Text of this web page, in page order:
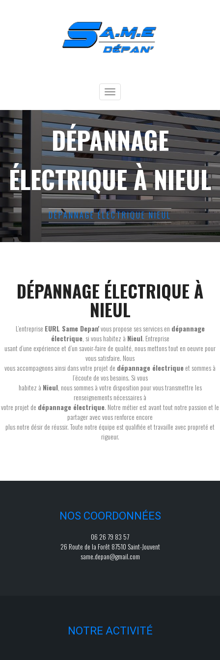
Toggle
navigation
DÉPANNAGE
ÉLECTRIQUE À NIEUL
DÉPANNAGE ÉLECTRIQUE NIEUL
DÉPANNAGE ÉLECTRIQUE À
NIEUL
L’entreprise EURL Same Depan'vous propose ses services en dépannage
électrique, si vous habitez à Nieul. Entreprise
usant d’une expérience et d’un savoir-faire de qualité, nous mettons tout en oeuvre pour
vous satisfaire. Nous
vous accompagnons ainsi dans votre projet de dépannage électriqueet sommes à
l’écoute de vos besoins. Si vous
habitez à Nieul, nous sommes à votre disposition pour vous transmettre les
renseignements nécessaires à
votre projet de dépannage électrique. Notre métier est avant tout notre passion et le
partager avec vous renforce encore
plus notre désir de réussir. Toute notre équipe est qualifiée et travaille avec propreté et
rigueur.
NOS COORDONNÉES
06 26 79 83 57
26 Route de la Forêt 87510 Saint-Jouvent
same.depan@gmail.com
NOTRE ACTIVITÉ